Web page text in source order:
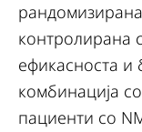
контролирана
ефикасноста и
комбинација
пациенти со